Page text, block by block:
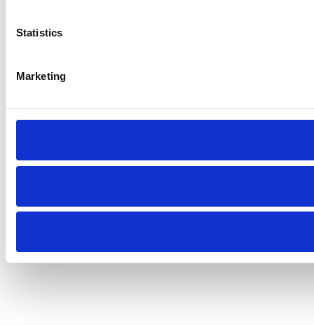
Statistics
Marketing